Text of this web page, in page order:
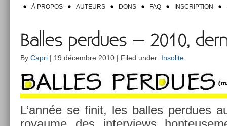
À PROPOS AUTEURS DONS FAQ INSCRIPTION
Balles perdues – 2010,
By Capri | 19 décembre 2010 | Filed under: Insolite
L’année se finit, les bal­les per­dues